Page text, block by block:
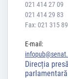
021 414 27 09
021 414 29 83
Fax: 021 315
E-mail:
Direcția
parlamentară